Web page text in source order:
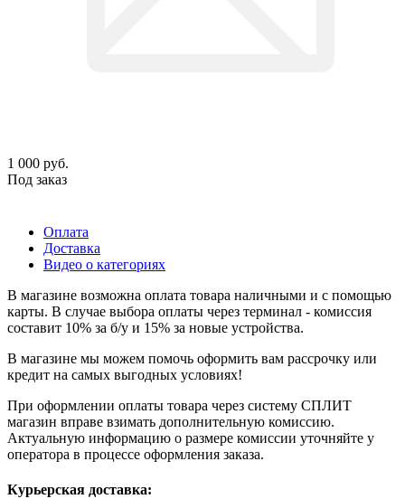
1 000 руб.
Под заказ
Оплата
Доставка
Видео о категориях
В магазине возможна оплата товара наличными и с помощью
карты. В случае выбора оплаты через терминал - комиссия
составит 10% за б/у и 15% за новые устройства.
В магазине мы можем помочь оформить вам рассрочку или
кредит на самых выгодных условиях!
При оформлении оплаты товара через систему СПЛИТ
магазин вправе взимать дополнительную комиссию.
Актуальную информацию о размере комиссии уточняйте у
оператора в процессе оформления заказа.
Курьерская доставка: